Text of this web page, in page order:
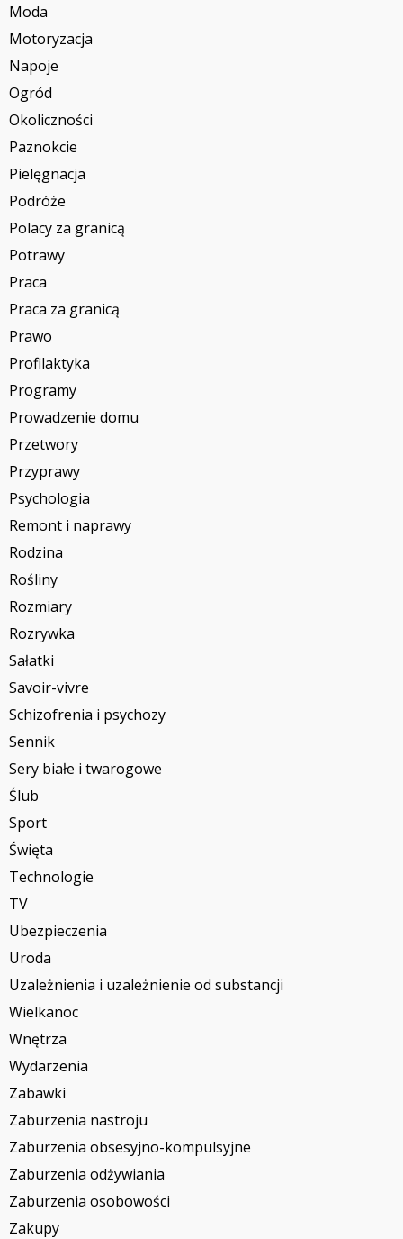
Moda
Motoryzacja
Napoje
Ogród
Okoliczności
Paznokcie
Pielęgnacja
Podróże
Polacy za granicą
Potrawy
Praca
Praca za granicą
Prawo
Profilaktyka
Programy
Prowadzenie domu
Przetwory
Przyprawy
Psychologia
Remont i naprawy
Rodzina
Rośliny
Rozmiary
Rozrywka
Sałatki
Savoir-vivre
Schizofrenia i psychozy
Sennik
Sery białe i twarogowe
Ślub
Sport
Święta
Technologie
TV
Ubezpieczenia
Uroda
Uzależnienia i uzależnienie od substancji
Wielkanoc
Wnętrza
Wydarzenia
Zabawki
Zaburzenia nastroju
Zaburzenia obsesyjno-kompulsyjne
Zaburzenia odżywiania
Zaburzenia osobowości
Zakupy